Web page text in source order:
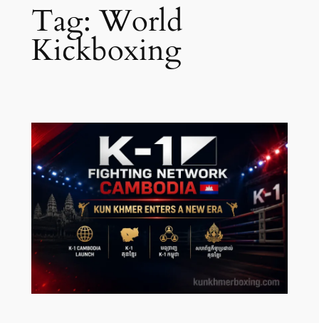
Tag:World
Kickboxing